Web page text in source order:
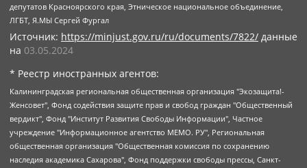
депутатов Красноярского края, Этническое национальное объединение,
ЛГБТ, Я.МЫ Сергей Фургал
Источник: https://minjust.gov.ru/ru/documents/7822/ данные
на 03.05.2024
* Реестр иностранных агентов:
Калининградская региональная общественная организация "Экозащита!-Женсовет", Фонд содействия защите прав и свобод граждан "Общественный вердикт", Фонд "Институт Развития Свободы Информации", Частное учреждение "Информационное агентство МЕМО. РУ", Региональная общественная организация "Общественная комиссия по сохранению наследия академика Сахарова", Фонд поддержки свободы прессы, Санкт-Петербургская общественная правозащитная организация "Гражданский контроль", Межрегиональная общественная организация "Информационно-просветительский центр "Мемориал", Региональный Фонд "Центр Защиты Прав Средств Массовой Информации", с 05.12.2023 Фонд "Центр Защиты Прав Средств массовой информации", Региональная общественная благотворительная организация помощи беженцам и мигрантам "Гражданское содействие", Негосударственное образовательное учреждение дополнительного профессионального образования (повышение квалификации) специалистов "АКАДЕМИЯ ПО ПРАВАМ ЧЕЛОВЕКА", Свердловская региональная общественная организация "Сутяжник", Автономная некоммерческая организация "Центр независимых социологических исследований", Союз общественных объединений "Российский исследовательский центр по правам человека", Региональное общественное учреждение научно-информационный центр "МЕМОРИАЛ", Некоммерческая организация "Фонд защиты гласности", Автономная некоммерческая организация "Институт прав человека", Городская общественная организация "Екатеринбургское общество "МЕМОРИАЛ", Городская общественная организация "Рязанское историко-просветительское и правозащитное общество "Мемориал" (Рязанский Мемориал), Челябинский региональный орган общественной самодеятельности – женское общественное объединение "Женщины Евразии", Челябинский региональный орган общественной самодеятельности "Уральская правозащитная группа", Фонд содействия защите здоровья и социальной справедливости имени Андрея Рылькова, Автономная Некоммерческая Организация "Аналитический Центр Юрия Левады", Автономная некоммерческая организация социальной поддержки населения "Проект Апрель", Региональная общественная организация помощи женщинам и детям, находящимся в кризисной ситуации "Информационно-методический центр "Анна", Фонд содействия развитию массовых коммуникаций и правовому просвещению "Так-так-Так", Фонд содействия устойчивому развитию "Серебряная тайга", Свердловский региональный общественный фонд социальных проектов "Новое время", "Idel.Реалии", Кавказ.Реалии, Крым.Реалии, Телеканал Настоящее Время, Татаро-башкирская служба Радио Свобода (Azatliq Radiosi), Радио Свободная Европа/Радио Свобода (PCE/PC), "Сибирь.Реалии", "Фактограф", Благотворительный фонд помощи осужденным и их семьям, Автономная некоммерческая организация "Институт глобализации и социальных движений", Фонд "В защиту прав заключенных", Частное учреждение "Центр поддержки и содействия развитию средств массовой информации", Пензенский региональный общественный благотворительный фонд "Гражданский союз", "Север.Реалии", Некоммерческая организация Фонд "Правовая инициатива", Общество с ограниченной ответственностью "Радио Свободная Европа/Радио Свобода", Чешское информационное агентство "MEDIUM-ORIENT", Красноярская региональная общественная организация "Мы против СПИДа", Камалягин Денис Николаевич, Маркелов Сергей Евгеньевич, Пономарев Лев Александрович, Савицкая Людмила Алексеевна, Автономная некоммерческая организация "Центр по работе с проблемой насилия "НАСИЛИЮ.НЕТ", Межрегиональный профессиональный союз работников здравоохранения "Альянс врачей", Юридическое лицо, зарегистрированное в Латвийской Республике, SIA "Medusa Project" (регистрационный номер 40103797863, дата регистрации 10.06.2014), Некоммерческая организация "Фонд по борьбе с коррупцией", Автономная некоммерческая организация "Институт права и публичной политики", Баданин Роман Сергеевич, Гликин Максим Александрович, Железнова Мария Михайловна, Лукьянова Юлия Сергеевна, Маетная Елизавета Витальевна, Маняхин Петр Борисович, Чуракова Ольга Владимировна, Ярош Юлия Петровна, Юридическое лицо "The Insider SIA", зарегистрированное в Риге, Латвийская Республика (дата регистрации 26.06.2015), являющееся администратором доменного имени интернет-издания "The Insider SIA", https://theins.ru, Постернак Алексей Евгеньевич, Рубин Михаил Аркадьевич, Анин Роман Александрович, Юридическое лицо Istories fonds, зарегистрированное в Латвийской Республике (регистрационный номер 50008295751, дата регистрации 24.02.2020), Великовский Дмитрий Александрович, Долинина Ирина Николаевна, Мароховская Алеся Алексеевна, Шлейнов Роман Юрьевич, Шмагун Олеся Валентиновна, Общество с ограниченной ответственностью "Альтаир 2021", Общество с ограниченной ответственностью "Вега 2021", Общество с ограниченной ответственностью "Главный редактор 2021", Общество с ограниченной ответственностью "Ромашки монолит", Важенков Артем Валерьевич, Ивановская областная общественная организация "Центр гендерных исследований", Гурман Юрий Альбертович, Медиапроект "ОВД-Инфо", Егоров Владимир Владимирович, Жилинский Владимир Александрович, Общество с ограниченной ответственностью "ЗП", Иванова София Юрьевна, Карезина Инна Павловна, Кильтау Екатерина Викторовна, Петров Алексей Викторович, Пискунов Сергей Евгеньевич, Смирнов Сергей Сергеевич, Тихонов Михаил Сергеевич, Общество с ограниченной ответственностью "ЖУРНАЛИСТ-ИНОСТРАННЫЙ АГЕНТ", Арапова Галина Юрьевна, Вольтская Татьяна Анатольевна, Американская компания "Mason G.E.S. Anonymous Foundation" (США), являющаяся владельцем интернет-издания https://mnews.world/, Компания "Stichting Bellingcat", зарегистрированная в Нидерландах (дата регистрации 11.07.2018), Захаров Андрей Вячеславович, Клепиковская Екатерина Дмитриевна, Общество с ограниченной ответственностью "МЕМО", Перл Роман Александрович, Симонов Евгений Алексеевич, Соловьева Елена Анатольевна, Сотников Даниил Владимирович, Сурначева Елизавета Дмитриевна, Автономная некоммерческая организация по защите прав человека и информированию населения "Якутия – Наше Мнение", Общество с ограниченной ответственностью "Москоу диджитал медиа", с 26.01.2023 Общество с ограниченной ответственностью "Чайка Белые сады", Ветошкина Валерия Валерьевна, Заговора Максим Александрович, Межрегиональное общественное движение "Российская ЛГБТ - сеть", Оленичев Максим Владимирович, Павлов Иван Юрьевич, Скворцова Елена Сергеевна, Общество с ограниченной ответственностью "Как бы инагент", Кочетков Игорь Викторович, Общество с ограниченной ответственностью "Честные выборы", Еланчик Олег Александрович, Общество с ограниченной ответственностью "Нобелевский призыв", Гималова Регина Эмилевна, Григорьев Андрей Валерьевич, Григорьева Алина Александровна, Ассоциация по содействию защите прав призывников, альтернативнослужащих и военнослужащих "Правозащитная группа "Гражданин.Армия.Право", Хисамова Регина Фаритовна, Автономная некоммерческая организация по реализации социально-правовых программ "Лилит", Дальневосточное общественное движение "Маяк", Санкт-Петербургская ЛГБТ-инициативная группа "Выход", Инициативная группа ЛГБТ+ "Реверс", Алексеев Андрей Викторович, Бекбулатова Таисия Львовна, Беляев Иван Михайлович, Владыкина Елена Сергеевна, Гельман Марат Александрович, Никульшина Вероника Юрьевна, Толоконникова Надежда Андреевна, Шендерович Виктор Анатольевич, Общество с ограниченной ответственностью "Данное сообщение", Общество с ограниченной ответственностью Издательский дом "Новая глава", Айнбиндер Александра Александровна, Московский комьюнити-центр для ЛГБТ+инициатив, Благотворительный фонд развития филантропии, Deutsche Welle (Германия, Kurt-Schumacher-Strasse 3, 53113 Bonn), Борзунова Мария Михайловна, Воробьев Виктор Викторович, Голубева Анна Львовна, Константинова Алла Михайловна, Малкова Ирина Владимировна, Мурадов Мурад Абдулгалимович, Осетинская Елизавета Николаевна, Понасенков Евгений Николаевич, Ганапольский Матвей Юрьевич, Киселев Евгений Алексеевич, Борухович Ирина Григорьевна, Дремин Иван Тимофеевич, Дубровский Дмитрий Викторович, Красноярская региональная общественная организация поддержки и развития альтернативных образовательных технологий и межкультурных коммуникаций "ИНТЕРРА", Маяковская Екатерина Алексеевна, Фейгин Марк Захарович, Филимонов Андрей Викторович, Дзугкоева Регина Николаевна, Доброхотов Роман Александрович, Дудь Юрий Александрович, Елкин Сергей Владимирович, Кругликов Кирилл Игоревич, Сабунаева Мария Леонидовна, Семенов Алексей Владимирович, Шаинян Карен Багратович, Шульман Екатерина Михайловна, Асафьев Артур Валерьевич, Вахштайн Виктор Семенович, Венедиктов Алексей Алексеевич, Лушникова Екатерина Евгеньевна, Волков Леонид Михайлович, Невзоров Александр Глебович, Пархоменко Сергей Борисович, Сироткин Ярослав Николаевич, Кара-Мурза Владимир Владимирович, Баранова Наталья Владимировна, Гозман Леонид Яковлевич, Кагарлицкий Борис Юльевич, Климарев Михаил Валерьевич, Милов Владимир Станиславович, Автономная некоммерческая организация Краснодарский центр современного искусства "Типография", Моргенштерн Алишер Тагирович, Соболь Любовь Эдуардовна, Общество с ограниченной ответственностью "ЛИЗА НОРМ", Каспаров Гарри Кимович, Ходорковский Михаил Борисович, Общество с ограниченной ответственностью "Апрельские тезисы", Данилович Ирина Брониславовна, Кашин Олег Владимирович, Петров Николай Владимирович, Пивоваров Алексей Владимирович, Соколов Михаил Владимирович, Цветкова Юлия Владимировна, Чичваркин Евгений Александрович, Комитет против пыток/Команда против пыток, Общество с ограниченной ответственностью "Первый научный", Общество с ограниченной ответственностью "Вертолет и ко", Белоцерковская Вероника Борисовна, Кац Максим Евгеньевич, Лазарева Татьяна Юрьевна, Шаведдинов Руслан Табризович, Яшин Илья Валерьевич, Общество с ограниченной ответственностью "Иноагент ААВ", Алешковский Дмитрий Петрович, Альбац Евгения Марковна, Быков Дмитрий Львович, Галямина Юлия Евгеньевна, Лойко Сергей Леонидович, Мартынов Кирилл Константинович, Медведев Сергей Александрович, Крашенинников Федор Геннадиевич, Гордеева Катерина Вл